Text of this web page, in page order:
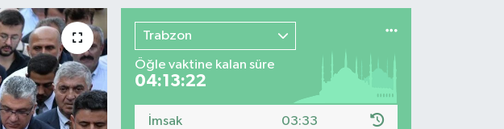
Trabzon
Öğle vaktine kalan süre
04:13:20
İmsak 03:33